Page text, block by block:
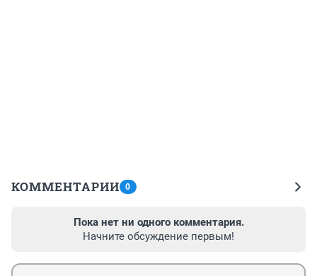
КОММЕНТАРИИ 0
Пока нет ни одного комментария.
Начните обсуждение первым!